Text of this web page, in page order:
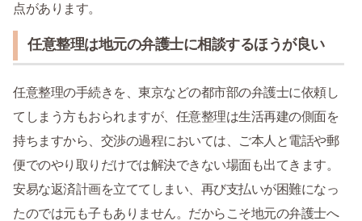
点があります。
任意整理は地元の弁護士に相談するほうが良い
任意整理の手続きを、東京などの都市部の弁護士に依頼し
てしまう方もおられますが、任意整理は生活再建の側面を
持ちますから、交渉の過程においては、ご本人と電話や郵
便でのやり取りだけでは解決できない場面も出てきます。
安易な返済計画を立ててしまい、再び支払いが困難になっ
たのでは元も子もありません。だからこそ地元の弁護士へ